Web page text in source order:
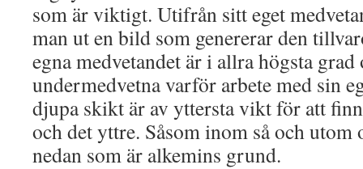
som är viktigt. Utifrån sitt eget
man ut en bild som genererar den
egna medvetandet är i allra högsta
undermedvetna varför arbete med sin
djupa skikt är av yttersta vikt för att
och det yttre. Såsom inom så och utom
nedan som är alkemins grund.